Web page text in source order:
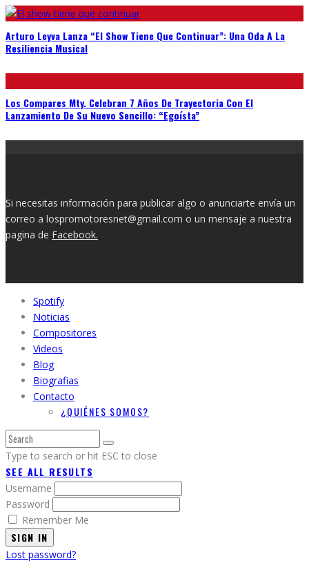
Arturo Leyva Lanza “El Show Tiene Que Continuar”: Una Oda A La
Resiliencia Musical
Los Compares Mty. Celebran 7 Años De Trayectoria Con El
Lanzamiento De Su Nuevo Sencillo: “Egoísta”
Si necesitas información para publicar algo o anunciarte envía un
correo a lospromotoresnet@gmail.com o un mensaje a nuestra
pagina de Facebook.
Spotify
Noticias
Compositores
Videos
Blog
Biografias
Contacto
¿QUIÉNES SOMOS?
Type to search or hit ESC to close
SEE ALL RESULTS
Username
Password
Remember Me
SIGN IN
Lost password?